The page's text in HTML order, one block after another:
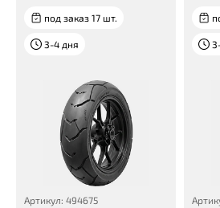
под заказ 17 шт.
3-4 дня
Артикул: 494675